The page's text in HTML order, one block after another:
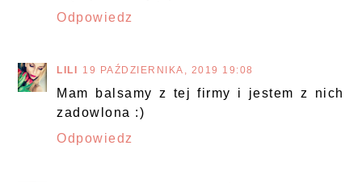
Odpowiedz
LILI 19 PAŹDZIERNIKA, 2019 19:08
Mam balsamy z tej firmy i jestem z nich
zadowlona :)
Odpowiedz